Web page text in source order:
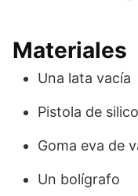
Materiales
Una lata vacía
Pistola de
Goma eva de
Un bolígrafo